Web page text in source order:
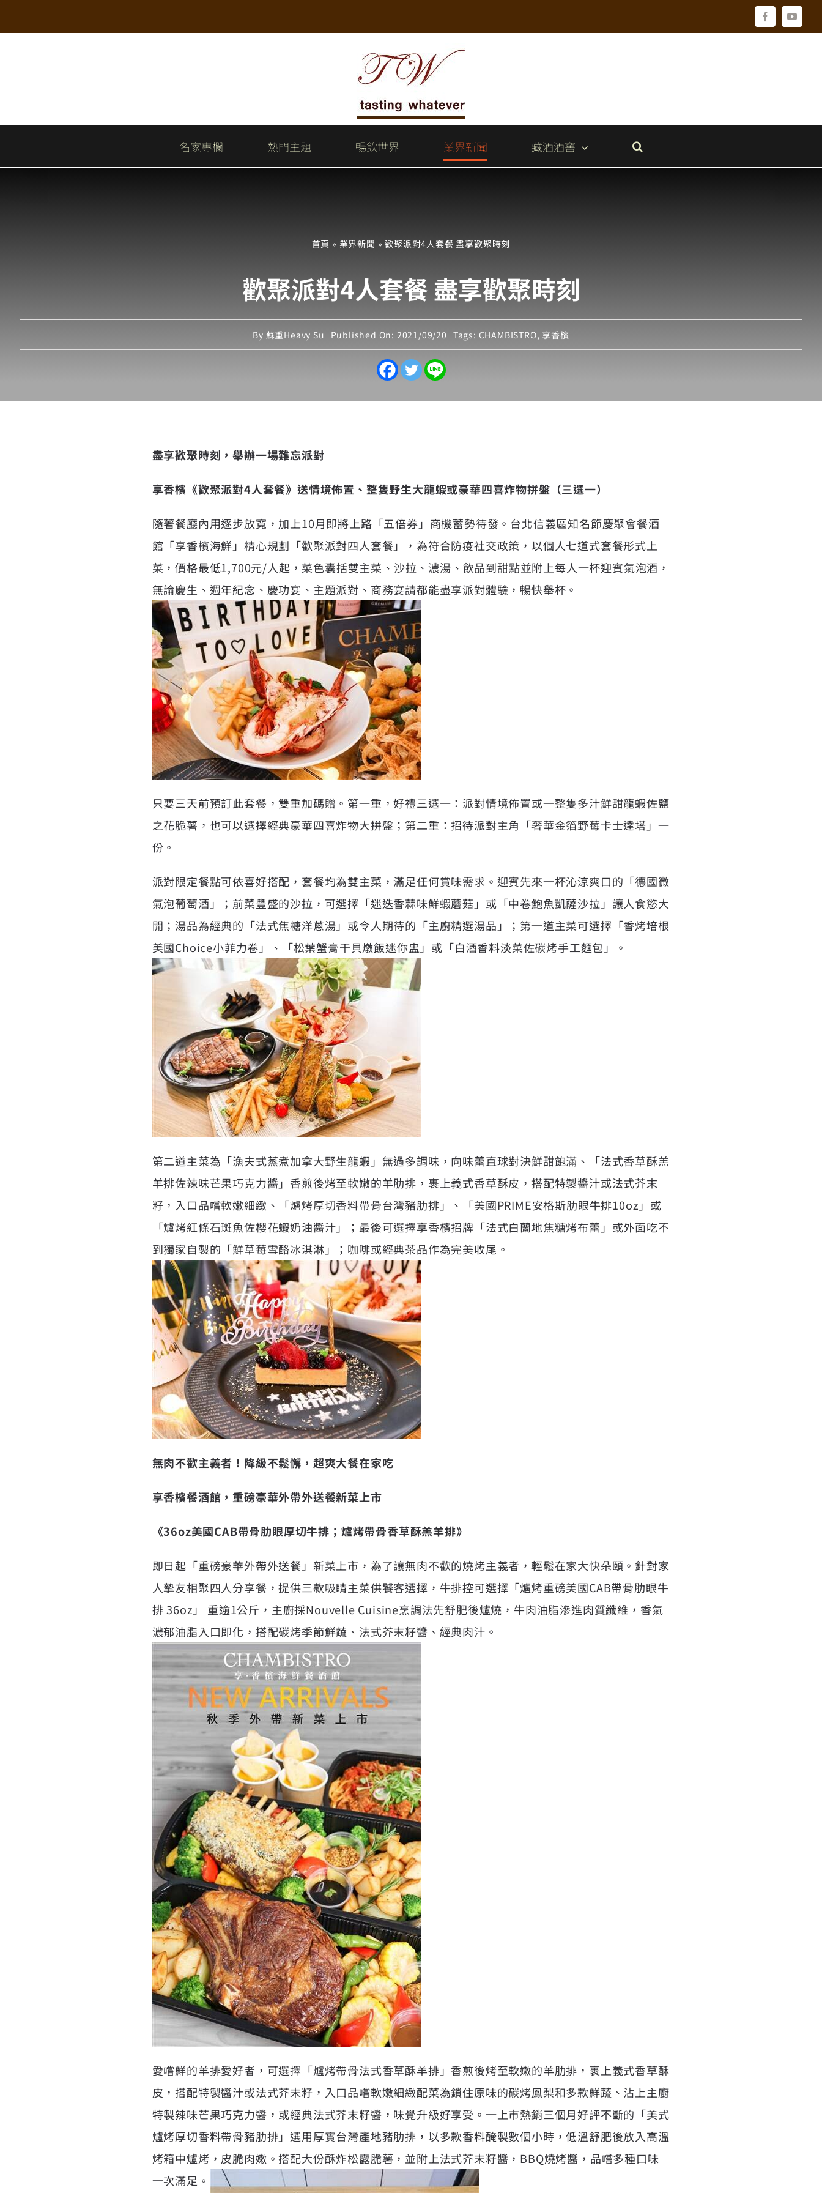
to
Facebook
名家專欄 熱門主題 暢飲世界 業界新聞 藏酒酒窖
首頁 » 業界新聞 »歡聚派對4人套餐 盡享歡聚時刻
歡聚派對4人套餐 盡享歡聚時刻
By 蘇重Heavy Su Published On: 2021/09/20 Tags: CHAMBISTRO, 享香檳
盡享歡聚時刻，舉辦一場難忘派對
享香檳《歡聚派對4人套餐》送情境佈置、整隻野生大龍蝦或豪華四喜炸物拼盤（三選一）
隨著餐廳內用逐步放寬，加上10月即將上路「五倍券」商機蓄勢待發。台北信義區知名節慶聚會餐酒
館「享香檳海鮮」精心規劃「歡聚派對四人套餐」，為符合防疫社交政策，以個人七道式套餐形式上
菜，價格最低1,700元/人起，菜色囊括雙主菜、沙拉、濃湯、飲品到甜點並附上每人一杯迎賓氣泡酒，
無論慶生、週年紀念、慶功宴、主題派對、商務宴請都能盡享派對體驗，暢快舉杯。
只要三天前預訂此套餐，雙重加碼贈。第一重，好禮三選一：派對情境佈置或一整隻多汁鮮甜龍蝦佐鹽
之花脆薯，也可以選擇經典豪華四喜炸物大拼盤；第二重：招待派對主角「奢華金箔野莓卡士達塔」一
份。
派對限定餐點可依喜好搭配，套餐均為雙主菜，滿足任何賞味需求。迎賓先來一杯沁涼爽口的「德國微
氣泡葡萄酒」；前菜豐盛的沙拉，可選擇「迷迭香蒜味鮮蝦蘑菇」或「中卷鮑魚凱薩沙拉」讓人食慾大
開；湯品為經典的「法式焦糖洋蔥湯」或令人期待的「主廚精選湯品」；第一道主菜可選擇「香烤培根
美國Choice小菲力卷」、「松葉蟹膏干貝燉飯迷你盅」或「白酒香料淡菜佐碳烤手工麵包」。
第二道主菜為「漁夫式蒸煮加拿大野生龍蝦」無過多調味，向味蕾直球對決鮮甜飽滿、「法式香草酥羔
羊排佐辣味芒果巧克力醬」香煎後烤至軟嫩的羊肋排，裹上義式香草酥皮，搭配特製醬汁或法式芥末
籽，入口品嚐軟嫩細緻、「爐烤厚切香料帶骨台灣豬肋排」、「美國PRIME安格斯肋眼牛排10oz」或
「爐烤紅條石斑魚佐櫻花蝦奶油醬汁」；最後可選擇享香檳招牌「法式白蘭地焦糖烤布蕾」或外面吃不
到獨家自製的「鮮草莓雪酪冰淇淋」；咖啡或經典茶品作為完美收尾。
無肉不歡主義者！降級不鬆懈，超爽大餐在家吃
享香檳餐酒館，重磅豪華外帶外送餐新菜上市
《36oz美國CAB帶骨肋眼厚切牛排；爐烤帶骨香草酥羔羊排》
即日起「重磅豪華外帶外送餐」新菜上市，為了讓無肉不歡的燒烤主義者，輕鬆在家大快朵頤。針對家
人摯友相聚四人分享餐，提供三款吸睛主菜供饕客選擇，牛排控可選擇「爐烤重磅美國CAB帶骨肋眼牛
排 36oz」 重逾1公斤，主廚採Nouvelle Cuisine烹調法先舒肥後爐燒，牛肉油脂滲進肉質纖維，香氣
濃郁油脂入口即化，搭配碳烤季節鮮蔬、法式芥末籽醬、經典肉汁。
愛嚐鮮的羊排愛好者，可選擇「爐烤帶骨法式香草酥羊排」香煎後烤至軟嫩的羊肋排，裹上義式香草酥
皮，搭配特製醬汁或法式芥末籽，入口品嚐軟嫩細緻配菜為鎖住原味的碳烤鳳梨和多款鮮蔬、沾上主廚
特製辣味芒果巧克力醬，或經典法式芥末籽醬，味覺升級好享受。一上市熱銷三個月好評不斷的「美式
爐烤厚切香料帶骨豬肋排」選用厚實台灣產地豬肋排，以多款香料醃製數個小時，低溫舒肥後放入高溫
烤箱中爐烤，皮脆肉嫩。搭配大份酥炸松露脆薯，並附上法式芥末籽醬，BBQ燒烤醬，品嚐多種口味
一次滿足。